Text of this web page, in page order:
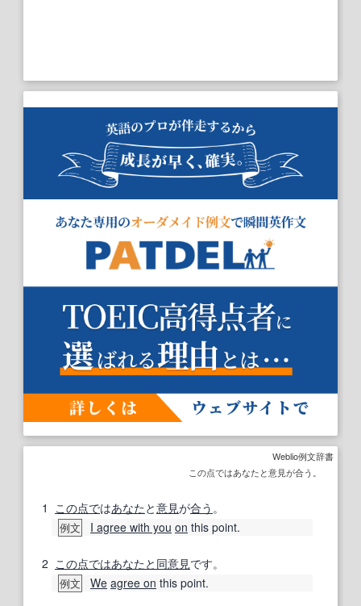
Weblio例文辞書
この点ではあなたと意見が合う。
1 この点ではあなたと意見が合う 。
例文 I agree with you on this point.
2 この点ではあなたと同意見です。
例文 We agree on this point.